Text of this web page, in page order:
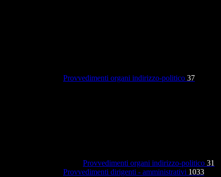
Provvedimenti organi indirizzo-politico 37
Provvedimenti organi indirizzo-politico 31
Provvedimenti dirigenti - amministrativi 1033